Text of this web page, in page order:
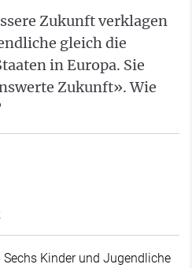
Zukunft verklagen
gleich die
in Europa. Sie
Zukunft». Wie
Kinder und Jugendliche